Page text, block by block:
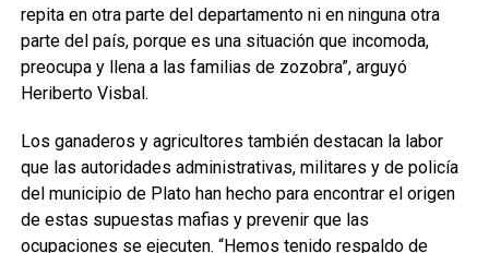
repita en otra parte del departamento ni en ninguna otra
parte del país, porque es una situación que incomoda,
preocupa y llena a las familias de zozobra”, arguyó
Heriberto Visbal.
Los ganaderos y agricultores también destacan la labor
que las autoridades administrativas, militares y de policía
del municipio de Plato han hecho para encontrar el origen
de estas supuestas mafias y prevenir que las
ocupaciones se ejecuten. “Hemos tenido respaldo de